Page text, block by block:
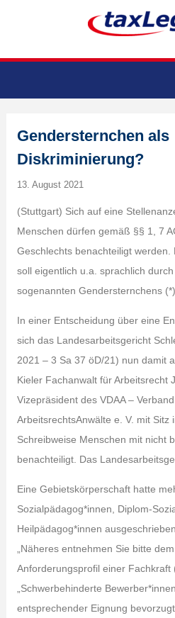
Gendersternchen als
Diskriminierung?
13. August 2021
(Stuttgart) Sich auf eine
Menschen dürfen gemäß §§ 1, 7
Geschlechts benachteiligt werden.
soll eigentlich u.a. sprachlich
sogenannten Gendersternchens
In einer Entscheidung über eine
sich das Landesarbeitsgericht
2021 – 3 Sa 37 öD/21) nun damit
Kieler Fachanwalt für Arbeitsrecht
Vizepräsident des VDAA –
ArbeitsrechtsAnwälte e. V. mit Sitz
Schreibweise Menschen mit nicht
benachteiligt. Das
Eine Gebietskörperschaft hatte
Sozialpädagog*innen, Diplom-
Heilpädagog*innen
„Näheres entnehmen Sie bitte
Anforderungsprofil einer Fachkraft
„Schwerbehinderte
entsprechender Eignung